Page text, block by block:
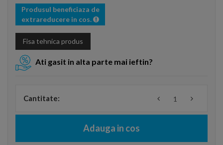
Produsul beneficiaza de
extrareducere in cos.
Fisa tehnica produs
Ati gasit in alta parte mai ieftin?
Cantitate:
Adauga in cos